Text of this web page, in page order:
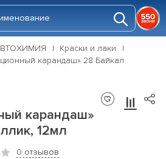
Краски и лаки
карандаш» 28 Байкал
карандаш»
12мл
0 отзывов